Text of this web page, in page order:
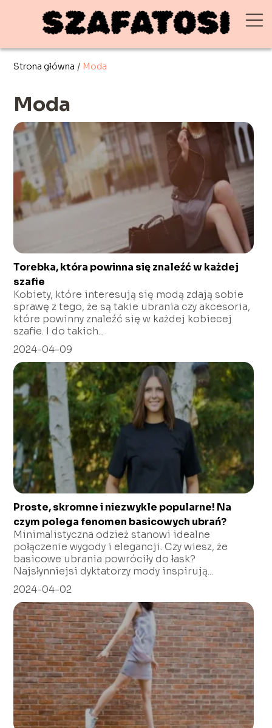
Strona główna / Moda
Moda
Torebka, która powinna się znaleźć w każdej
szafie
Kobiety, które interesują się modą zdają sobie
sprawę z tego, że są takie ubrania czy akcesoria,
które powinny znaleźć się w każdej kobiecej
szafie. I do takich...
2024-04-09
Proste, skromne i niezwykle popularne! Na
czym polega fenomen basicowych ubrań?
Minimalistyczna odzież stanowi idealne
połączenie wygody i elegancji. Czy wiesz, że
basicowe ubrania powróciły do łask?
Najsłynniejsi dyktatorzy mody inspirują...
2024-04-02